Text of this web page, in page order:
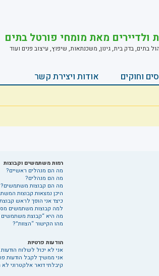
ולדיירים מאת מומחי פורטל בתים
בתים, בדק בית, גינון, משכנתאות, שיפוץ, עיצוב פנים ועוד
וחוקים אודות ויצירת קשר
רמות משתמשים וקבוצות
מה הם מנהלים ראשיים?
מה הם מנהלים?
מה הם קבוצות משתמשים?
היכן נמצאות קבוצות
כיצד אני הופך לראש
למה קבוצות משתמשים
מה היא “קבוצת משתמשים
מהו הקישור “הצוות”?
הודעות פרטיות
אני לא יכול לשלוח
אני ממשיך לקבל הודעות
קיבלתי דואר אלקטרוני